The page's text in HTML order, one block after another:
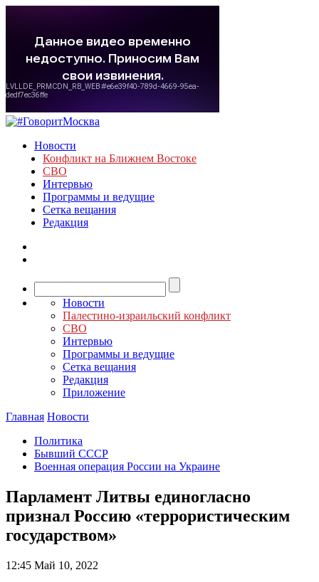
Новости
Конфликт на Ближнем Востоке
СВО
Интервью
Программы и ведущие
Сетка вещания
Редакция
Новости
Палестино-израильский конфликт
СВО
Интервью
Программы и ведущие
Сетка вещания
Редакция
Приложение
Главная Новости
Политика
Бывший СССР
Военная операция России на Украине
Парламент Литвы единогласно
признал Россию «террористическим
государством»
12:45 Май 10, 2022